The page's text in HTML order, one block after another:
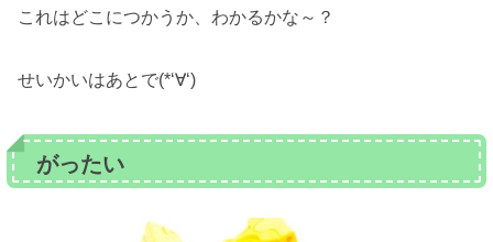
これはどこにつかうか、わかるかな～？
せいかいはあとで(*‘∀‘)
がったい